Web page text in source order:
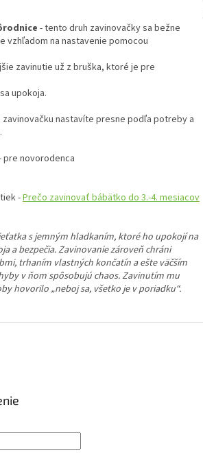
- tento druh zavinovačky sa bežne
vzhľadom na nastavenie pomocou
zavinutie už z bruška, ktoré je pre
upokoja.
nastavíte presne podľa potreby a
-Prečo zavinovať bábätko do 3.-4. mesiacov
s jemným hladkaním, ktoré ho upokojí na
a bezpečia. Zavinovanie zároveň chráni
trhaním vlastných končatín a ešte väčším
v ňom spôsobujú chaos. Zavinutím mu
hovorilo „neboj sa, všetko je v poriadku“.